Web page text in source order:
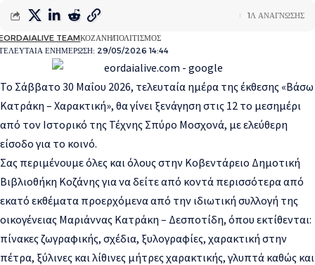
ΕΝΗΜΕΡΩΣΗ: 29/05/2026 14:44
TEAMΚΟΖΑΝΗΠΟΛΙΤΙΣΜΟΣ
1Λ ΑΝΑΓΝΩΣΗΣ
Το Σάββατο 30 Μαΐου 2026, τελευταία ημέρα της έκθεσης «Βάσω
Κατράκη – Χαρακτική», θα γίνει ξενάγηση στις 12 το μεσημέρι
από τον Ιστορικό της Τέχνης Σπύρο Μοσχονά, με ελεύθερη
είσοδο για το κοινό.
Σας περιμένουμε όλες και όλους στην Κοβεντάρειο Δημοτική
Βιβλιοθήκη Κοζάνης για να δείτε από κοντά περισσότερα από
εκατό εκθέματα προερχόμενα από την ιδιωτική συλλογή της
οικογένειας Μαριάννας Κατράκη – Δεσποτίδη, όπου εκτίθενται:
πίνακες ζωγραφικής, σχέδια, ξυλογραφίες, χαρακτική στην
πέτρα, ξύλινες και λίθινες μήτρες χαρακτικής, γλυπτά καθώς και